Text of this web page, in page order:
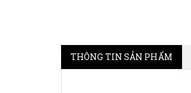
THÔNG TIN SẢN PHẨM